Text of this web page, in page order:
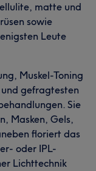
matte und
sowie
Leute
Muskel-Toning
gefragtesten
Sie
Masken, Gels,
floriert das
oder IPL-
Lichttechnik